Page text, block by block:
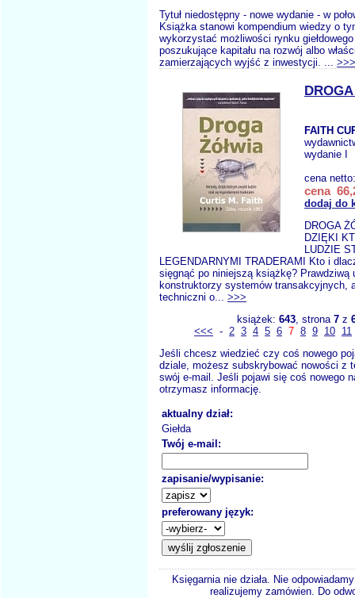
Tytuł niedostępny - nowe wydanie - w
Książka stanowi kompendium wiedzy o
wykorzystać możliwości rynku
poszukujące kapitału na rozwój albo
zamierzających wyjść z inwestycji. ... >>>
FAITH
wydanie I
cena
cena
dodaj do
DROGA
DZIĘKI
LUDZIE
LEGENDARNYMI TRADERAMI Kto i
sięgnąć po niniejszą książkę? Prawdziwą
konstruktorzy systemów transakcyjnych,
techniczni o... >>>
książek: 643, strona 7z
<<< - 2 3 4 5 6 7 8 9 10 11
Jeśli chcesz wiedzieć czy coś nowego
dziale, możesz subskrybować nowości z
swój e-mail. Jeśli pojawi się coś nowego
otrzymasz informację.
aktualny dział:
Giełda
Twój e-mail:
zapisanie/wypisanie:
preferowany język:
Księgarnia nie działa. Nie
realizujemy zamówien. Do